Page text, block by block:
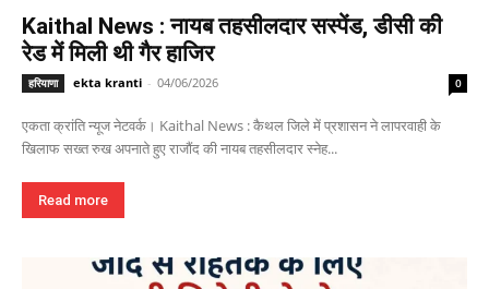
Kaithal News : नायब तहसीलदार सस्पेंड, डीसी की
रेड में मिली थी गैर हाजिर
हरियाणा ekta kranti - 04/06/2026 0
एकता क्रांति न्यूज नेटवर्क। Kaithal News : कैथल जिले में प्रशासन ने लापरवाही के
खिलाफ सख्त रुख अपनाते हुए राजौंद की नायब तहसीलदार स्नेह...
Read more